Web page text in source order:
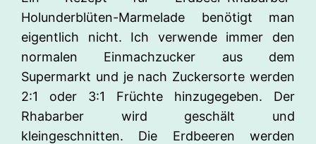
Holunderblüten-Marmelade benötigt man
eigentlich nicht. Ich verwende immer den
normalen Einmachzucker aus dem
Supermarkt und je nach Zuckersorte werden
2:1 oder 3:1 Früchte hinzugegeben. Der
Rhabarber wird geschält und
kleingeschnitten. Die Erdbeeren werden